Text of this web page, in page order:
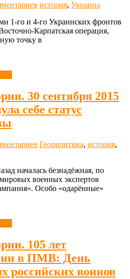
история, Украина
1-го и 4-го Украинских фронтов
Карпатская операция,
точку в
30 сентября 2015
себе статус
Геополитика, история,
началась безнадёжная, по
военных экспертов
Особо «одарённые»
105 лет
в ПМВ: День
российских воинов